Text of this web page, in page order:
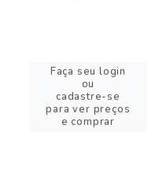
Faça seu login
ou
cadastre-se
para ver preços
e comprar